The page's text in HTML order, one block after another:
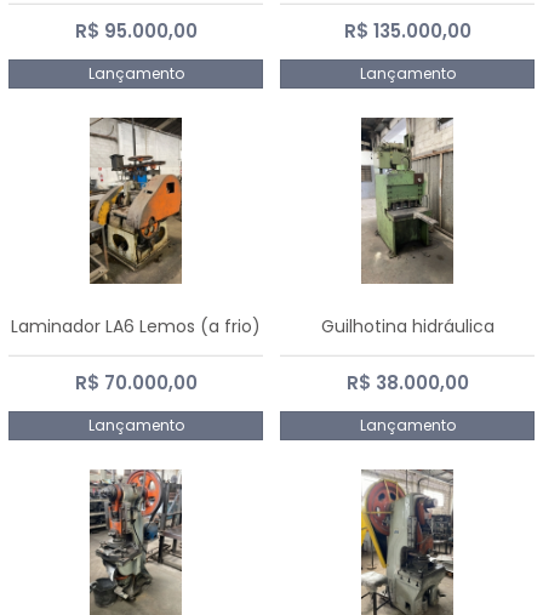
R$ 95.000,00
Lançamento
R$ 135.000,00
Lançamento
Laminador LA6 Lemos (a frio)
R$ 70.000,00
Lançamento
Guilhotina hidráulica
R$ 38.000,00
Lançamento